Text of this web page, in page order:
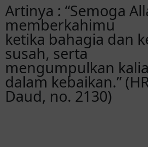
Selamat atas resepsi Khitan
mendapatkan Hasil dan
Alindiah Puspita
Selamat menempuh hidup
ananda Fati dan Yong,
keluarga yg sakinah
warohmah ...lancar sampai
yra
Artinya : “Semoga
memberkahimu
ketika bahagia dan
susah, serta
mengumpulkan
dalam kebaikan.”
Daud, no. 2130)